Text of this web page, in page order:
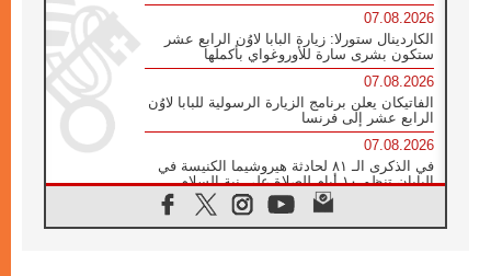
07.08.2026
الكاردينال ستورلا: زيارة البابا لاوُن الرابع عشر
ستكون بشرى سارة للأوروغواي بأكملها
07.08.2026
الفاتيكان يعلن برنامج الزيارة الرسولية للبابا لاوُن
الرابع عشر إلى فرنسا
07.08.2026
في الذكرى الـ ٨١ لحادثة هيروشيما الكنيسة في
اليابان تنظم ١٠ أيام للصلاة على نية السلام
الكنيسة في الأوروغواي: زيارة البابا ستعزز